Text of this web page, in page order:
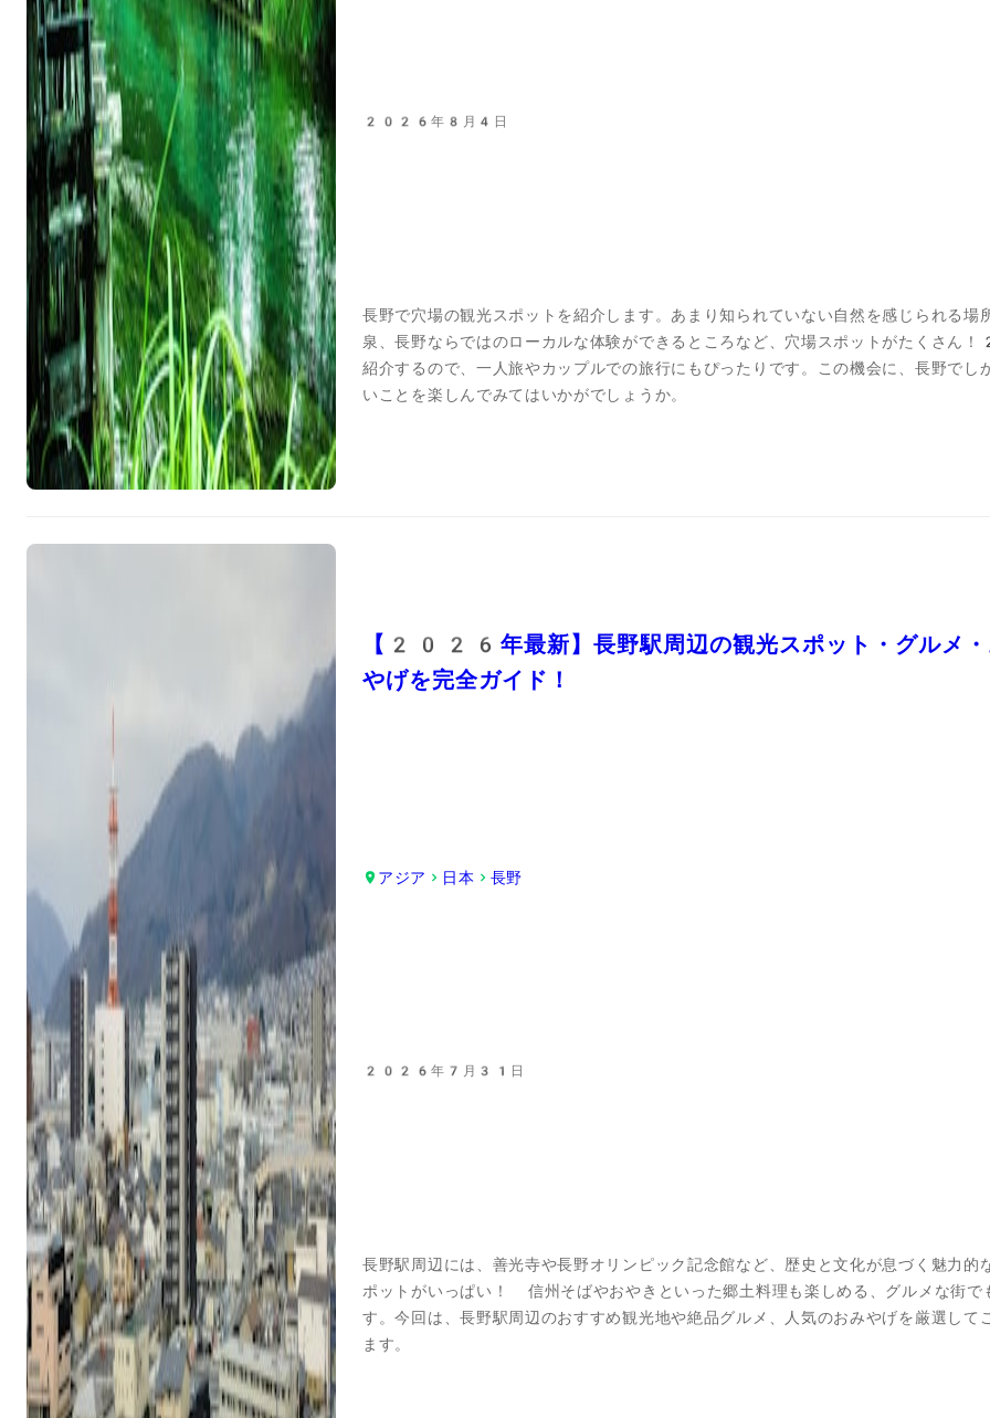
2026年8月4日
長野で穴場の観光スポットを紹介します。あまり知られていない自然を感じられる場
泉、長野ならではのローカルな体験ができるところなど、穴場スポットがたくさん
紹介するので、一人旅やカップルでの旅行にもぴったりです。この機会に、長野でし
いことを楽しんでみてはいかがでしょうか。
【2026年最新】長野駅周辺の観光スポット・グルメ・
やげを完全ガイド！
アジア 日本 長野
2026年7月31日
長野駅周辺には、善光寺や長野オリンピック記念館など、歴史と文化が息づく魅力的
ポットがいっぱい！ 信州そばやおやきといった郷土料理も楽しめる、グルメな街で
す。今回は、長野駅周辺のおすすめ観光地や絶品グルメ、人気のおみやげを厳選して
ます。